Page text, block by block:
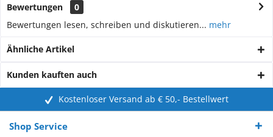
Bewertungen
0
Bewertungen lesen, schreiben und diskutieren... mehr
Ähnliche Artikel
Kunden kauften auch
Kostenloser Versand ab € 50,- Bestellwert
Shop Service